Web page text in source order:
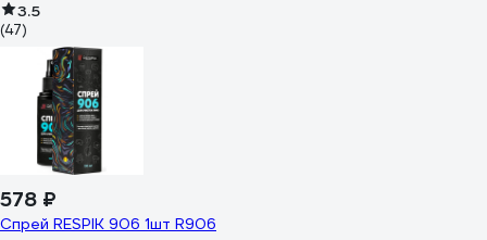
3.5
(47)
578 ₽
Спрей RESPIK 906 1шт R906